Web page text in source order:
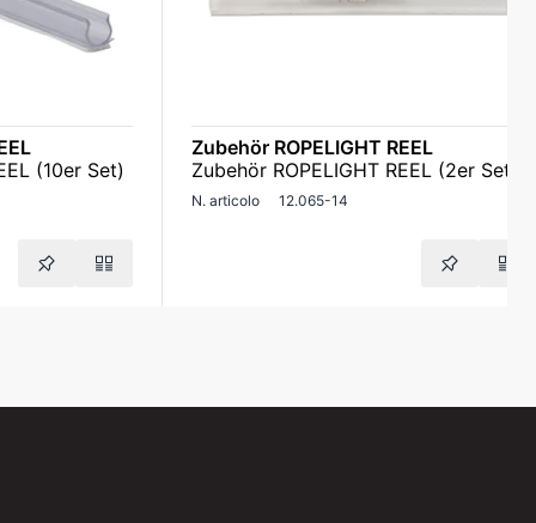
(10er Set)
Zubehör ROPELIGHT REEL
Zubehör ROPELIGHT REEL (2er Set)
N. articolo 12.065-14